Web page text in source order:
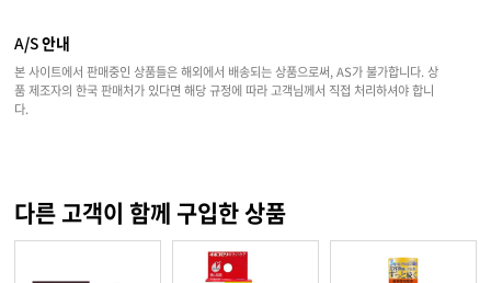
A/S 안내
본 사이트에서 판매중인 상품들은 해외에서 배송되는 상품으로써, AS가 불가합니다. 상
품 제조자의 한국 판매처가 있다면 해당 규정에 따라 고객님께서 직접 처리하셔야 합니
다.
다른 고객이 함께 구입한 상품